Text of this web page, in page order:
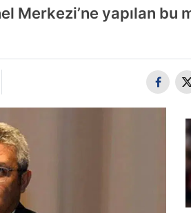
Merkezi’ne yapılan bu